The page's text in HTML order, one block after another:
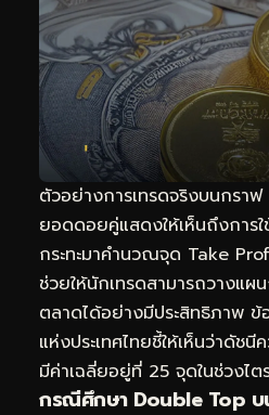
ตัวอย่างการเทรดจริงบนกรา
ยอดดอยคู่แสดงให้เห็นถึงการ
กระทะมาคำนวณจุด Take
ช่วยให้นักเทรดสามารถวางแผ
ตลาดได้อย่างมีประสิทธิภาพ
แห่งประเทศไทยชี้ให้เห็นว่าดัช
มีค่าเฉลี่ยอยู่ที่ 25 จุดในช่วงไต
กรณีศึกษา Double Top บ